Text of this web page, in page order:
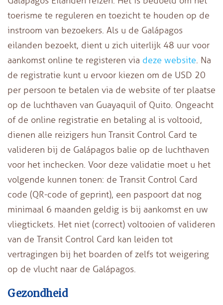
toerisme te reguleren en toezicht te houden op de
instroom van bezoekers. Als u de Galápagos
eilanden bezoekt, dient u zich uiterlijk 48 uur voor
aankomst online te registeren via deze website. Na
de registratie kunt u ervoor kiezen om de USD 20
per persoon te betalen via de website of ter plaatse
op de luchthaven van Guayaquil of Quito. Ongeacht
of de online registratie en betaling al is voltooid,
dienen alle reizigers hun Transit Control Card te
valideren bij de Galápagos balie op de luchthaven
voor het inchecken. Voor deze validatie moet u het
volgende kunnen tonen: de Transit Control Card
code (QR-code of geprint), een paspoort dat nog
minimaal 6 maanden geldig is bij aankomst en uw
vliegtickets. Het niet (correct) voltooien of valideren
van de Transit Control Card kan leiden tot
vertragingen bij het boarden of zelfs tot weigering
op de vlucht naar de Galápagos.
Gezondheid